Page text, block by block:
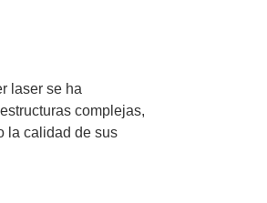
laser se ha
complejas,
la calidad de sus